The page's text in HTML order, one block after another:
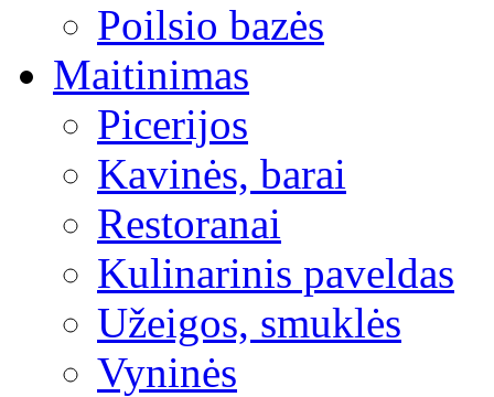
Poilsio bazės
Maitinimas
Picerijos
Kavinės, barai
Restoranai
Kulinarinis paveldas
Užeigos, smuklės
Vyninės